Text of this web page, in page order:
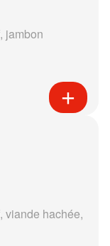
jambon
viande hachée,